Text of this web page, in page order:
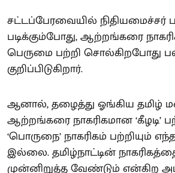
சட்டப்பேரவையில்
படிக்கும்போது, ஆற்றங்கரை
பெருமை பற்றி சொல்கிறபோது
குறிப்பிடுகிறார்.
ஆனால், தழைத்து ஓங்கிய
ஆற்றங்கரை நாகரிகமான ‘கீழடி’
‘பொருநை’ நாகரிகம் பற்றியும்
இல்லை. தமிழ்நாட்டின்
முன்னிறுத்த வேண்டும் என்கிற